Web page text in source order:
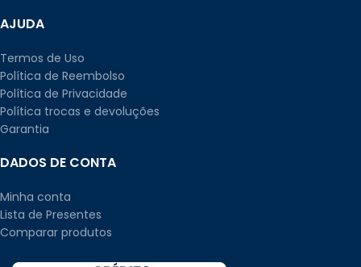
AJUDA
Termos de Uso
Política de Reembolso
Política de Privacidade
Política trocas e devoluções
Garantia
DADOS DE CONTA
Minha conta
Lista de Presentes
Comparar produtos